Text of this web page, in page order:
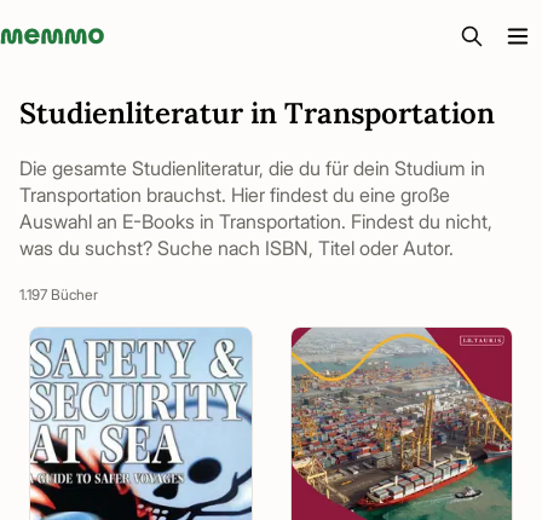
Memmo - AI-verktyg och digital kurslitteratur
Studienliteratur in Transportation
Die gesamte Studienliteratur, die du für dein Studium in
Transportation brauchst. Hier findest du eine große
Auswahl an E-Books in Transportation. Findest du nicht,
was du suchst? Suche nach ISBN, Titel oder Autor.
1.197 Bücher